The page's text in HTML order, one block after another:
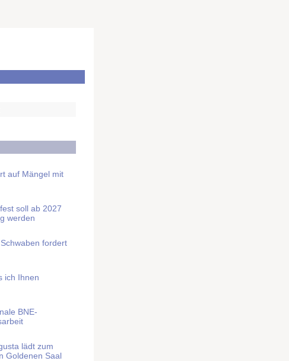
auf Mängel mit
soll ab 2027
werden
fordert
ich Ihnen
BNE-
lädt zum
Goldenen Saal